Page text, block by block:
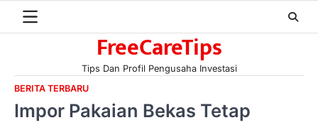
FreeCareTips
Tips Dan Profil Pengusaha Investasi
BERITA TERBARU
Impor Pakaian Bekas Tetap